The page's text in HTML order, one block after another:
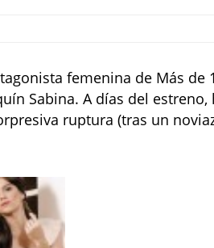
femenina de Más de
Sabina. A días del estreno,
ruptura (tras un